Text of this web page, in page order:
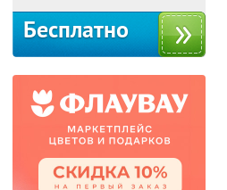
Бесплатно